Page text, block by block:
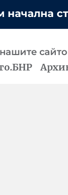
начална